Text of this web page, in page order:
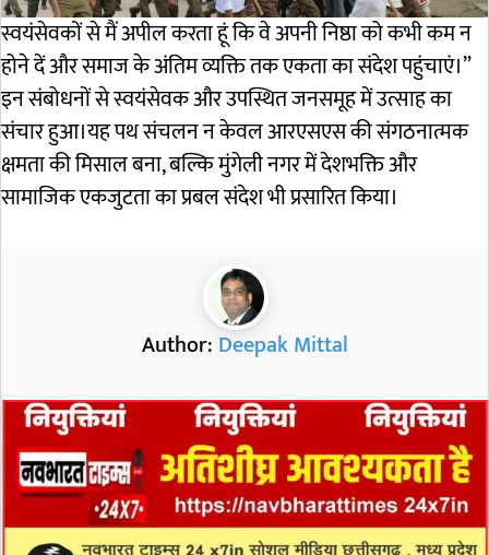
स्वयंसेवकों से मैं अपील करता हूं कि वे अपनी निष्ठा को कभी कम न
होने दें और समाज के अंतिम व्यक्ति तक एकता का संदेश पहुंचाएं।”
इन संबोधनों से स्वयंसेवक और उपस्थित जनसमूह में उत्साह का
संचार हुआ।यह पथ संचलन न केवल आरएसएस की संगठनात्मक
क्षमता की मिसाल बना, बल्कि मुंगेली नगर में देशभक्ति और
सामाजिक एकजुटता का प्रबल संदेश भी प्रसारित किया।
Author: Deepak Mittal